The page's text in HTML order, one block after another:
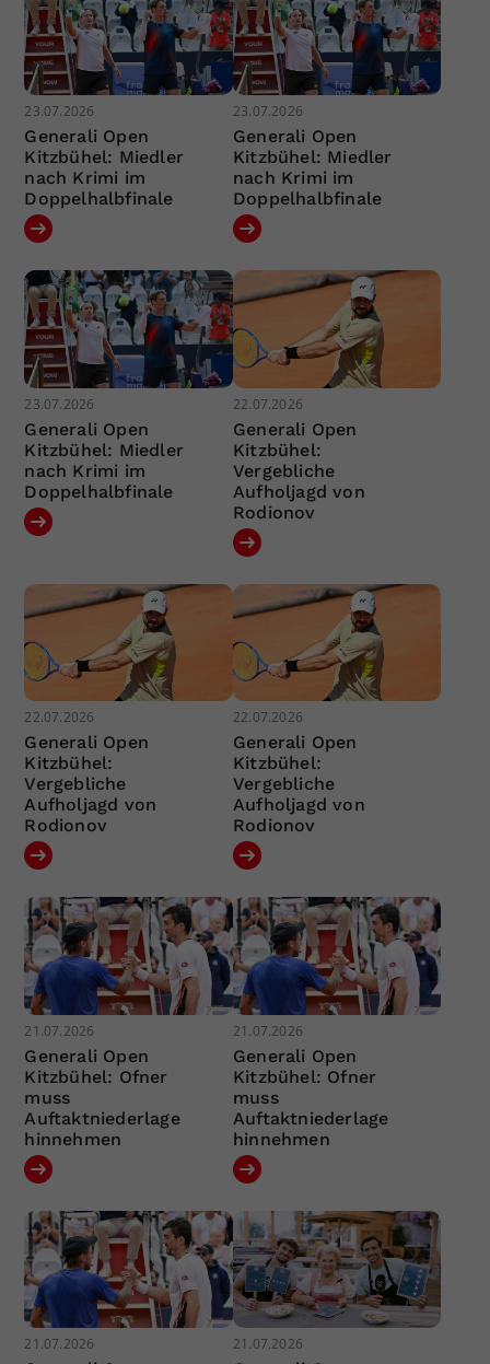
23.07.2026
Generali Open
Kitzbühel: Miedler
nach Krimi im
Doppelhalbfinale
23.07.2026
Generali Open
Kitzbühel: Miedler
nach Krimi im
Doppelhalbfinale
23.07.2026
Generali Open
Kitzbühel: Miedler
nach Krimi im
Doppelhalbfinale
22.07.2026
Generali Open
Kitzbühel:
Vergebliche
Aufholjagd von
Rodionov
22.07.2026
Generali Open
Kitzbühel:
Vergebliche
Aufholjagd von
Rodionov
22.07.2026
Generali Open
Kitzbühel:
Vergebliche
Aufholjagd von
Rodionov
21.07.2026
Generali Open
Kitzbühel: Ofner
muss
Auftaktniederlage
hinnehmen
21.07.2026
Generali Open
Kitzbühel: Ofner
muss
Auftaktniederlage
hinnehmen
21.07.2026 21.07.2026